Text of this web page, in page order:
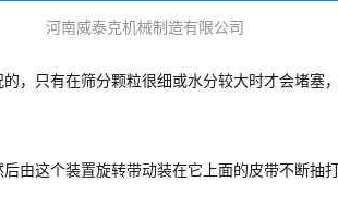
河南威泰克机械制造有限公司
，只有在筛分颗粒很细或水分较大时才会堵塞
由这个装置旋转带动装在它上面的皮带不断抽